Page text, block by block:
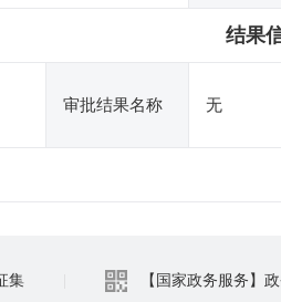
结果
审批结果名称 无
集 【国家政务服务】